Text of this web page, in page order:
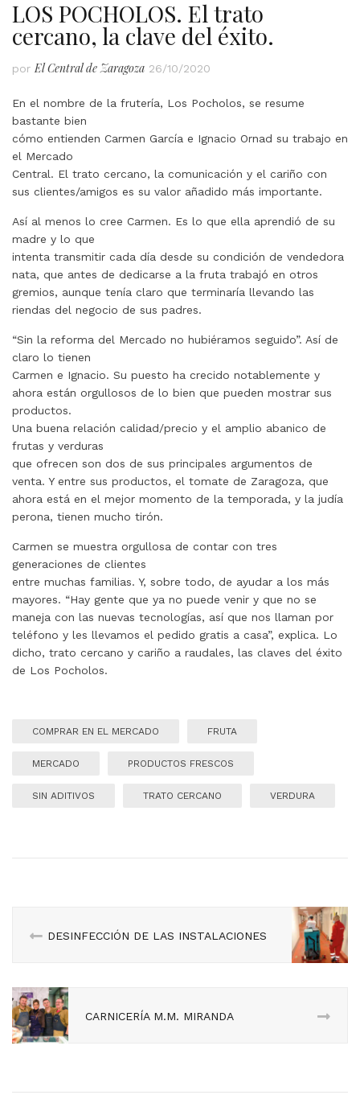
LOS POCHOLOS. El trato
cercano, la clave del éxito.
por El Central de Zaragoza 26/10/2020
En el nombre de la frutería, Los Pocholos, se resume
bastante bien
cómo entienden Carmen García e Ignacio Ornad su trabajo en
el Mercado
Central. El trato cercano, la comunicación y el cariño con
sus clientes/amigos es su valor añadido más importante.
Así al menos lo cree Carmen. Es lo que ella aprendió de su
madre y lo que
intenta transmitir cada día desde su condición de vendedora
nata, que antes de dedicarse a la fruta trabajó en otros
gremios, aunque tenía claro que terminaría llevando las
riendas del negocio de sus padres.
“Sin la reforma del Mercado no hubiéramos seguido”. Así de
claro lo tienen
Carmen e Ignacio. Su puesto ha crecido notablemente y
ahora están orgullosos de lo bien que pueden mostrar sus
productos.
Una buena relación calidad/precio y el amplio abanico de
frutas y verduras
que ofrecen son dos de sus principales argumentos de
venta. Y entre sus productos, el tomate de Zaragoza, que
ahora está en el mejor momento de la temporada, y la judía
perona, tienen mucho tirón.
Carmen se muestra orgullosa de contar con tres
generaciones de clientes
entre muchas familias. Y, sobre todo, de ayudar a los más
mayores. “Hay gente que ya no puede venir y que no se
maneja con las nuevas tecnologías, así que nos llaman por
teléfono y les llevamos el pedido gratis a casa”, explica. Lo
dicho, trato cercano y cariño a raudales, las claves del éxito
de Los Pocholos.
COMPRAR EN EL MERCADO FRUTA
MERCADO PRODUCTOS FRESCOS
SIN ADITIVOS TRATO CERCANO VERDURA
DESINFECCIÓN DE LAS INSTALACIONES
CARNICERÍA M.M. MIRANDA